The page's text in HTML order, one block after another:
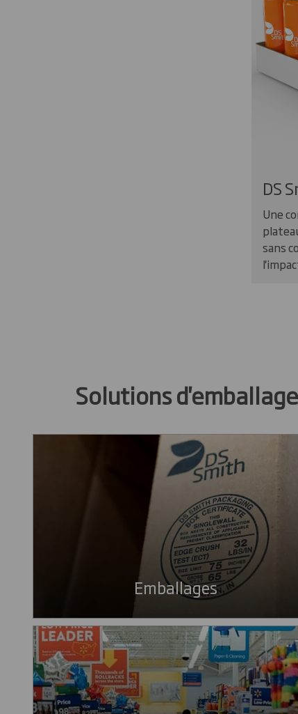
DS
Une
sans
Solutions d'emballage
Emballages